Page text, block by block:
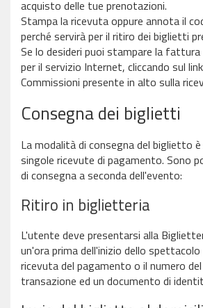
acquisto delle tue prenotazioni.
Stampa la ricevuta oppure annota il
perché servirà per il ritiro dei biglietti
Se lo desideri puoi stampare la
per il servizio Internet, cliccando sul
Commissioni presente in alto sulla
Consegna dei biglietti
La modalità di consegna del biglietto
singole ricevute di pagamento. Sono
di consegna a seconda dell'evento:
Ritiro in biglietteria
L'utente deve presentarsi alla
un'ora prima dell'inizio dello
ricevuta del pagamento o il numero
transazione ed un documento di